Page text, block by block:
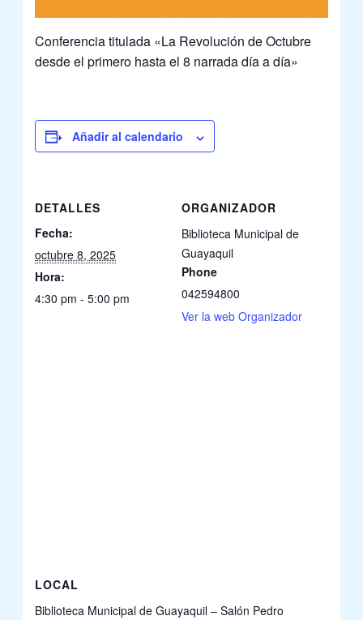
Conferencia titulada «La Revolución de Octubre
desde el primero hasta el 8 narrada día a día»
Añadir al calendario
DETALLES
Fecha:
octubre 8, 2025
Hora:
4:30 pm - 5:00 pm
ORGANIZADOR
Biblioteca Municipal de
Guayaquil
Phone
042594800
Ver la web Organizador
LOCAL
Biblioteca Municipal de Guayaquil – Salón Pedro